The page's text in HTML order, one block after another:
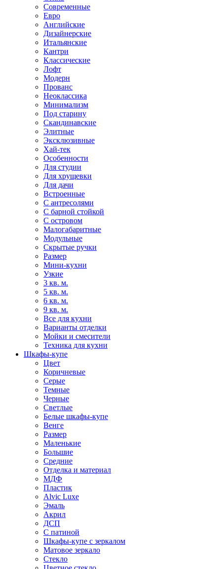
Современные
Евро
Английские
Дизайнерские
Итальянские
Кантри
Классические
Лофт
Модерн
Прованс
Неоклассика
Минимализм
Под старину
Скандинавские
Элитные
Эксклюзивные
Хай-тек
Особенности
Для студии
Для хрущевки
Для дачи
Встроенные
С антресолями
С барной стойкой
С островом
Малогабаритные
Модульные
Скрытые ручки
Размер
Мини-кухни
Узкие
3 кв. м.
5 кв. м.
6 кв. м.
9 кв. м.
Все для кухни
Варианты отделки
Мойки и смесители
Техника для кухни
Шкафы-купе
Цвет
Коричневые
Серые
Темные
Черные
Светлые
Белые шкафы-купе
Венге
Размер
Маленькие
Большие
Средние
Отделка и материал
МДФ
Пластик
Alvic Luxe
Эмаль
Акрил
ДСП
С патиной
Шкафы-купе с зеркалом
Матовое зеркало
Стекло